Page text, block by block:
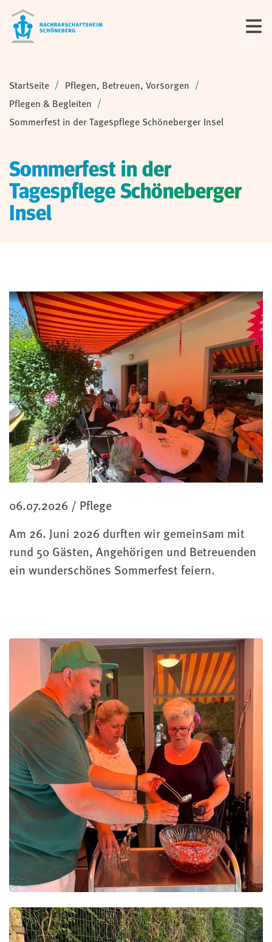
Sie sind hier:
Startseite
Pflegen, Betreuen, Vorsorgen
Pflegen & Begleiten
Sommerfest in der Tagespflege Schöneberger Insel
Sommerfest in der
Tagespflege Schöneberger
Insel
06.07.2026 / Kategorie
Pflege
Am 26. Juni 2026 durften wir gemeinsam mit
rund 50 Gästen, Angehörigen und Betreuenden
ein wunderschönes Sommerfest feiern.